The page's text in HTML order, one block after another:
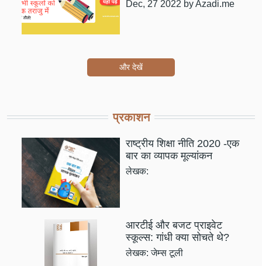
Dec, 27 2022 by Azadi.me
और देखें
प्रकाशन
राष्ट्रीय शिक्षा नीति 2020 -एक
बार का व्यापक मूल्यांकन
लेखक:
आरटीई और बजट प्राइवेट
स्कूल्स: गांधी क्या सोचते थे?
लेखक: जेम्स टूली